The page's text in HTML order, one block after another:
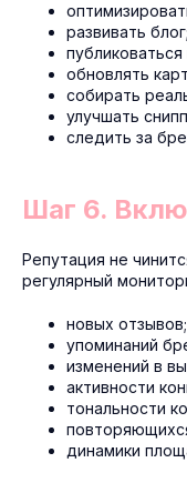
развивать блог;
обновлять
собирать
улучшать
следить за
Шаг 6.
Репутация не
регулярный
новых отзывов;
упоминаний
изменений в
активности
тональности
динамики